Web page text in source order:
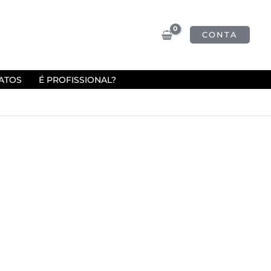
CONTA
É PROFISSIONAL?